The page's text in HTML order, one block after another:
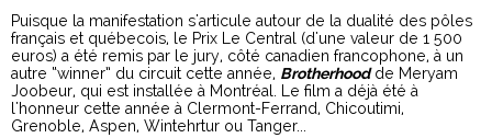
Puisque la manifestation s'articule autour de la dualité des pôles
français et québecois, le Prix Le Central (d'une valeur de 1 500
euros) a été remis par le jury, côté canadien francophone, à un
autre “winner” du circuit cette année, Brotherhoodde Meryam
Joobeur, qui est installée à Montréal. Le film a déjà été à
l'honneur cette année à Clermont-Ferrand, Chicoutimi,
Grenoble, Aspen, Wintehrtur ou Tanger...